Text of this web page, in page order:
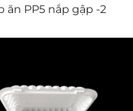
ăn PP5 nắp gập -2